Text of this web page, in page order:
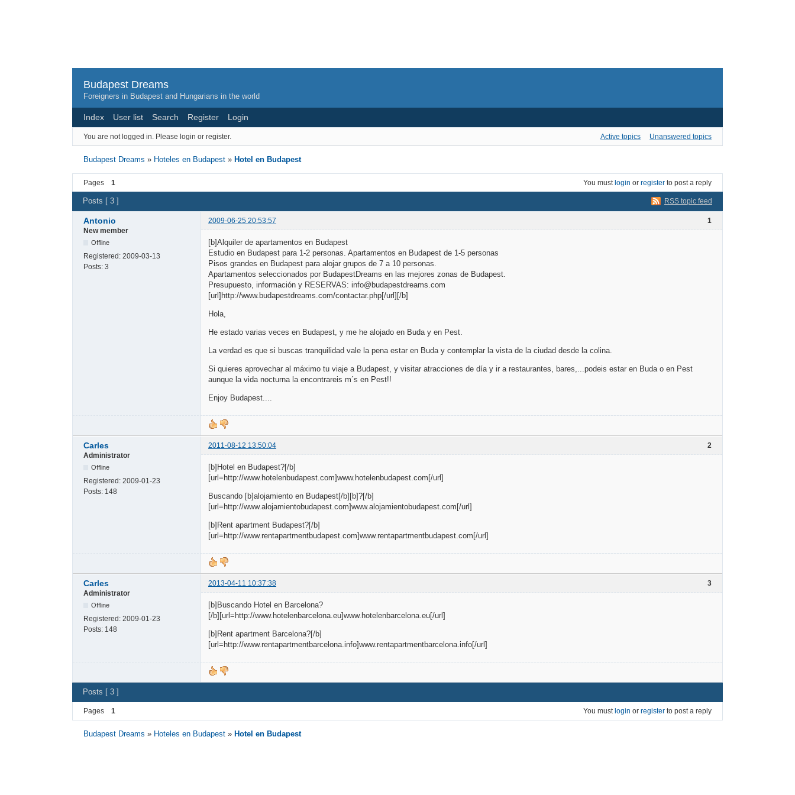
Budapest Dreams
Foreigners in Budapest and Hungarians in the world
Index User list Search Register Login
You are not logged in. Please login or register. Active topics Unanswered topics
Budapest Dreams » Hoteles en Budapest » Hotel en Budapest
Pages 1 You must login or register to post a reply
RSS topic feed
Posts [ 3 ]
1
Antonio
2009-06-25 20:53:57
New member
Offline
Registered: 2009-03-13
Posts: 3
[b]Alquiler de apartamentos en Budapest
Estudio en Budapest para 1-2 personas. Apartamentos en Budapest de 1-5 personas
Pisos grandes en Budapest para alojar grupos de 7 a 10 personas.
Apartamentos seleccionados por BudapestDreams en las mejores zonas de Budapest.
Presupuesto, información y RESERVAS: info@budapestdreams.com
[url]http://www.budapestdreams.com/contactar.php[/url][/b]
Hola,
He estado varias veces en Budapest, y me he alojado en Buda y en Pest.
La verdad es que si buscas tranquilidad vale la pena estar en Buda y contemplar la vista de la ciudad desde la colina.
Si quieres aprovechar al máximo tu viaje a Budapest, y visitar atracciones de día y ir a restaurantes, bares,...podeis estar en Buda o en Pest
aunque la vida nocturna la encontrareis m´s en Pest!!
Enjoy Budapest....
2
Carles
2011-08-12 13:50:04
Administrator
Offline
Registered: 2009-01-23
Posts: 148
[b]Hotel en Budapest?[/b]
[url=http://www.hotelenbudapest.com]www.hotelenbudapest.com[/url]
Buscando [b]alojamiento en Budapest[/b][b]?[/b]
[url=http://www.alojamientobudapest.com]www.alojamientobudapest.com[/url]
[b]Rent apartment Budapest?[/b]
[url=http://www.rentapartmentbudapest.com]www.rentapartmentbudapest.com[/url]
3
Carles
2013-04-11 10:37:38
Administrator
Offline
Registered: 2009-01-23
Posts: 148
[b]Buscando Hotel en Barcelona?
[/b][url=http://www.hotelenbarcelona.eu]www.hotelenbarcelona.eu[/url]
[b]Rent apartment Barcelona?[/b]
[url=http://www.rentapartmentbarcelona.info]www.rentapartmentbarcelona.info[/url]
Posts [ 3 ]
Pages 1 You must login or register to post a reply
Budapest Dreams » Hoteles en Budapest » Hotel en Budapest